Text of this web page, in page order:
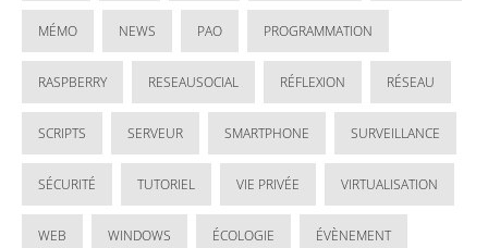
MÉMO NEWS PAO PROGRAMMATION
RASPBERRY RESEAUSOCIAL RÉFLEXION RÉSEAU
SCRIPTS SERVEUR SMARTPHONE SURVEILLANCE
SÉCURITÉ TUTORIEL VIE PRIVÉE VIRTUALISATION
WEB WINDOWS ÉCOLOGIE ÉVÈNEMENT